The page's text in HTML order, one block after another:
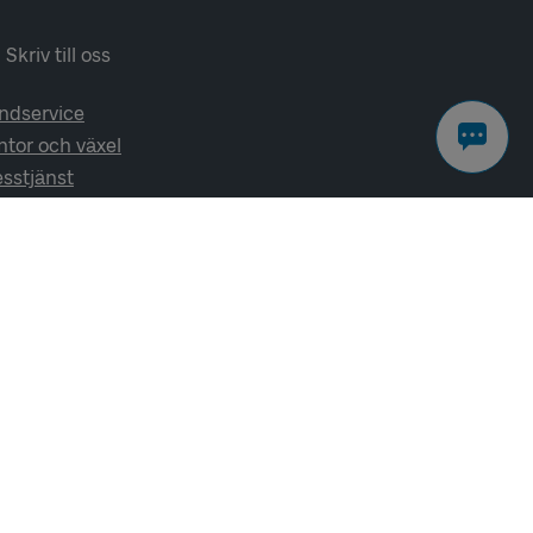
Skriv till oss
och växel